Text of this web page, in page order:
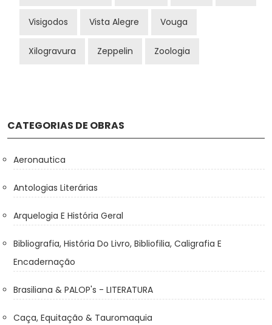
CATEGORIAS DE OBRAS
Aeronautica
Antologias Literárias
Arquelogia E História Geral
Bibliografia, História Do Livro, Bibliofilia, Caligrafia E
Encadernação
Brasiliana & PALOP's - LITERATURA
Caça, Equitação & Tauromaquia
Visigodos Vista Alegre Vouga
Xilogravura Zeppelin Zoologia